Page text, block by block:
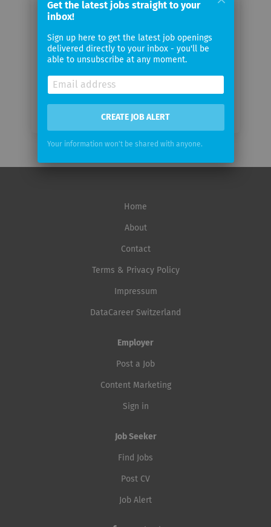
email
Email
frequency
Home
About
Contact
Terms & Privacy Policy
Impressum
DataCareer Switzerland
Employer
Post a Job
Content Marketing
Sign in
Job Seeker
Find Jobs
Post CV
Job Alert
Get the latest jobs straight to your
inbox!
Sign up here to get the latest job openings
delivered directly to your inbox - you'll be
able to unsubscribe at any moment.
CREATE JOB ALERT
Your information won't be shared with anyone.